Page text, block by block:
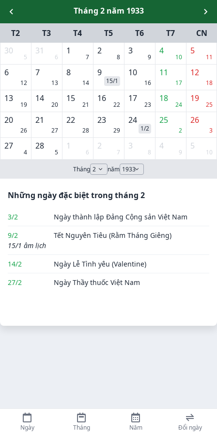
Tháng 2 năm 1933
T2 T3 T4 T5 T6 T7
CN
30
5
31
6
1
7
2
8
3
9
4
10
5
11
6
12
7
13
8
14
9
15/1
10
16
11
17
12
18
13
19
14
20
15
21
16
22
17
23
18
24
19
25
20
26
21
27
22
28
23
29
24
1/2
25
2
26
3
27
4
28
5
1
6
2
7
3
8
4
9
5
10
Tháng năm
Những ngày đặc biệt trong tháng 2
3/2
Ngày thành lập Đảng Cộng sản Việt Nam
9/2
15/1 âm lịch
Tết Nguyên Tiêu (Rằm Tháng Giêng)
14/2
Ngày Lễ Tình yêu (Valentine)
27/2
Ngày Thầy thuốc Việt Nam
Ngày Tháng Năm Đổi ngày